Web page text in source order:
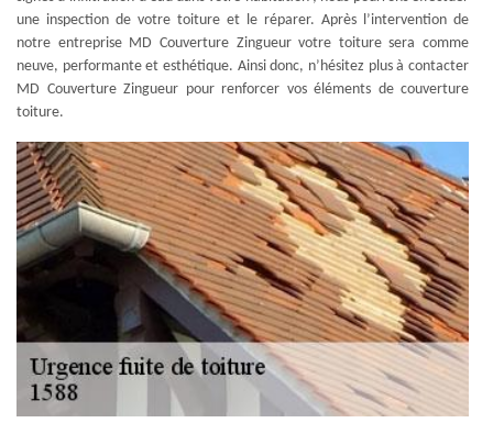
une inspection de votre toiture et le réparer. Après l’intervention de
notre entreprise MD Couverture Zingueur votre toiture sera comme
neuve, performante et esthétique. Ainsi donc, n’hésitez plus à contacter
MD Couverture Zingueur pour renforcer vos éléments de couverture
toiture.